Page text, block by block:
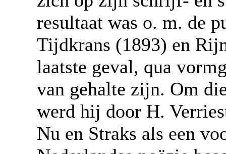
resultaat was o. m. de
Tijdkrans (1893) en
laatste geval, qua
van gehalte zijn. Om
werd hij door H.
Nu en Straks als een